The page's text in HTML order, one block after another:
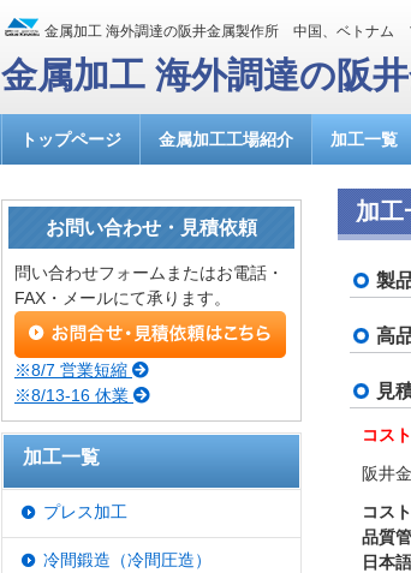
金属加工 海外調達の阪井金属製作所 中国、ベトナム
金属加工 海外調達の阪
トップページ 金属加工工場紹介 加工一覧
加工
製
高
見
コス
阪井
コス
品質
日本
お問い合わせ・見積依頼
問い合わせフォームまたはお電話・
FAX・メールにて承ります。
※8/7 営業短縮
※8/13-16 休業
加工一覧
プレス加工
冷間鍛造（冷間圧造）